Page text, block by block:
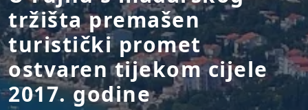
tržišta premašen
turistički promet
ostvaren tijekom cijele
2017. godine